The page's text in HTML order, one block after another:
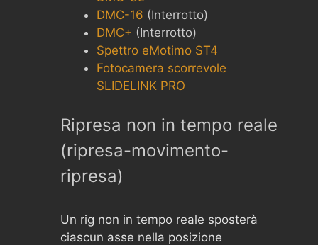
DMC-16 (Interrotto)
DMC+ (Interrotto)
Spettro eMotimo ST4
Fotocamera scorrevole
SLIDELINK PRO
Ripresa non in tempo reale
(ripresa-movimento-
ripresa)
Un rig non in tempo reale sposterà
ciascun asse nella posizione